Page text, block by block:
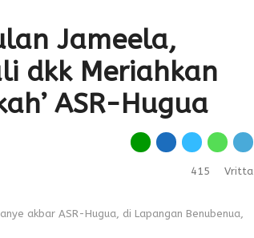
Jameela,
dkk Meriahkan
ASR-Hugua
415 Vritta
akbar ASR-Hugua, di Lapangan Benubenua,